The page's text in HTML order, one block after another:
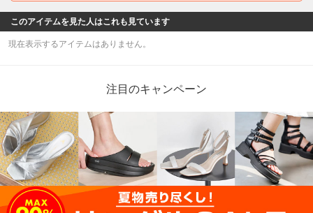
このアイテムを見た人はこれも見ています
現在表示するアイテムはありません。
注目のキャンペーン